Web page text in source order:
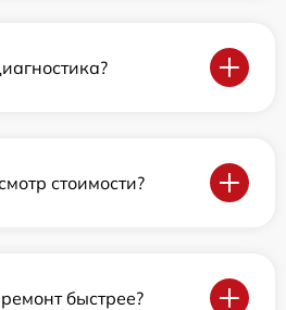
стоимости?
быстрее?